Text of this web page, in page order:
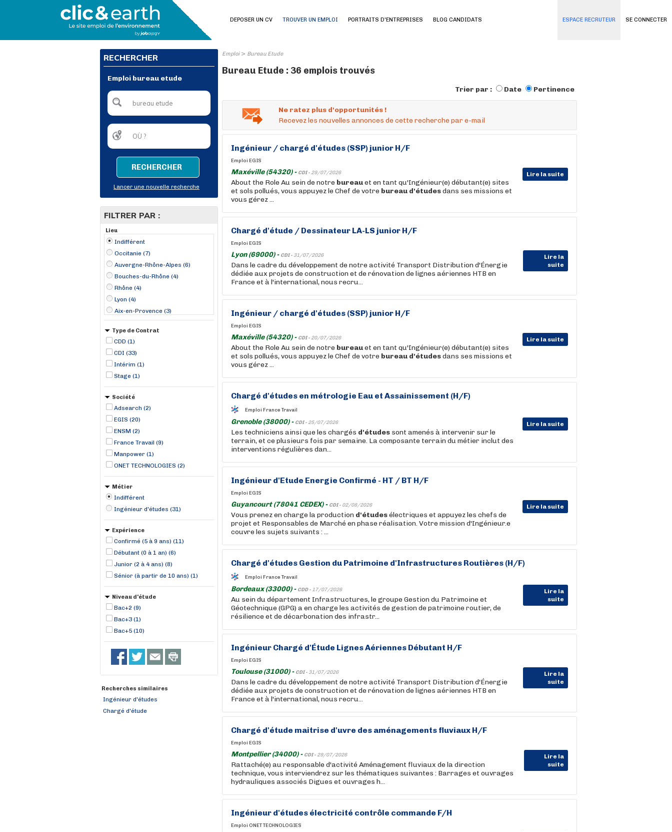
SE CONNECTER
DEPOSER UN CV TROUVER UN EMPLOI PORTRAITS D'ENTREPRISES BLOG CANDIDATS ESPACE RECRUTEUR
RECHERCHER
Emploi bureau etude
RECHERCHER
Lancer une nouvelle recherche
FILTRER PAR :
Lieu
Indifférent
Occitanie (7)
Auvergne-Rhône-Alpes (6)
Bouches-du-Rhône (4)
Rhône (4)
Lyon (4)
Aix-en-Provence (3)
Montpellier (3)
Guyancourt (2)
Le Havre (2)
Maxéville (2)
Montreuil (2)
Nantes (2)
Type de Contrat
CDD (1)
CDI (33)
Intérim (1)
Stage (1)
Société
Adsearch (2)
EGIS (20)
ENSM (2)
France Travail (9)
Manpower (1)
ONET TECHNOLOGIES (2)
Métier
Indifférent
Ingénieur d'études (31)
Expérience
Confirmé (5 à 9 ans) (11)
Débutant (0 à 1 an) (6)
Junior (2 à 4 ans) (8)
Sénior (à partir de 10 ans) (1)
Niveau d'étude
Bac+2 (9)
Bac+3 (1)
Bac+5 (10)
Recherches similaires
Ingénieur d'études
Chargé d'étude
Emploi> Bureau Etude
Bureau Etude : 36 emplois trouvés
Trier par : Date Pertinence
Ne ratez plus d'opportunités !
Recevez les nouvelles annonces de cette recherche par e-mail
Ingénieur / chargé d'études (SSP) junior H/F
Emploi EGIS
Maxéville (54320) - CDI - 29/07/2026 Lire la suite
About the Role Au sein de notre bureauet en tant qu'Ingénieur(e) débutant(e) sites
et sols pollués, vous appuyez le Chef de votre bureau d'étudesdans ses missions et
vous gérez ...
Chargé d'étude / Dessinateur LA-LS junior H/F
Emploi EGIS
Lyon (69000) - CDI - 31/07/2026
Lire la
suite
Dans le cadre du développement de notre activité Transport Distribution d'Énergie
dédiée aux projets de construction et de rénovation de lignes aériennes HTB en
France et à l'international, nous recru...
Ingénieur / chargé d'études (SSP) junior H/F
Emploi EGIS
Maxéville (54320) - CDI - 20/07/2026 Lire la suite
About the Role Au sein de notre bureauet en tant qu'Ingénieur(e) débutant(e) sites
et sols pollués, vous appuyez le Chef de votre bureau d'étudesdans ses missions et
vous gérez ...
Chargé d'études en métrologie Eau et Assainissement (H/F)
Emploi France Travail
Grenoble (38000) - CDI - 25/07/2026 Lire la suite
Les techniciens ainsi que les chargés d'études sont amenés à intervenir sur le
terrain, et ce plusieurs fois par semaine. La composante terrain du métier inclut des
interventions régulières dan...
Ingénieur d'Etude Energie Confirmé - HT / BT H/F
Emploi EGIS
Guyancourt (78041 CEDEX) - CDI - 02/08/2026 Lire la suite
Vous prenez en charge la production d'étudesélectriques et appuyez les chefs de
projet et Responsables de Marché en phase réalisation. Votre mission d'Ingénieur.e
couvre les sujets suivants : ...
Chargé d'études Gestion du Patrimoine d'Infrastructures Routières (H/F)
Emploi France Travail
Bordeaux (33000) - CDD - 17/07/2026
Lire la
suite
Au sein du département Infrastructures, le groupe Gestion du Patrimoine et
Géotechnique (GPG) a en charge les activités de gestion de patrimoine routier, de
résilience et de décarbonation des infrastr...
Ingénieur Chargé d'Étude Lignes Aériennes Débutant H/F
Emploi EGIS
Toulouse (31000) - CDI - 31/07/2026
Lire la
suite
Dans le cadre du développement de notre activité Transport Distribution d'Énergie
dédiée aux projets de construction et de rénovation de lignes aériennes HTB en
France et à l'international, nous recru...
Chargé d'étude maitrise d'uvre des aménagements fluviaux H/F
Emploi EGIS
Montpellier (34000) - CDI - 29/07/2026
Lire la
suite
Rattaché(e) au responsable d'activité Aménagement fluviaux de la direction
technique, vous interviendrez sur les thématiques suivantes : Barrages et ouvrages
hydrauliques associés Digues et ouvrages h...
Ingénieur d'études électricité contrôle commande F/H
Emploi ONET TECHNOLOGIES